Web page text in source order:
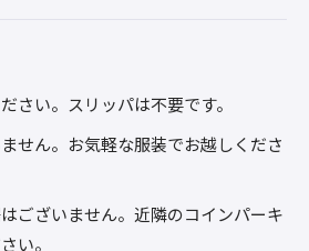
さい。スリッパは不要です。
せん。お気軽な服装でお越しくださ
ございません。近隣のコインパーキ
い。